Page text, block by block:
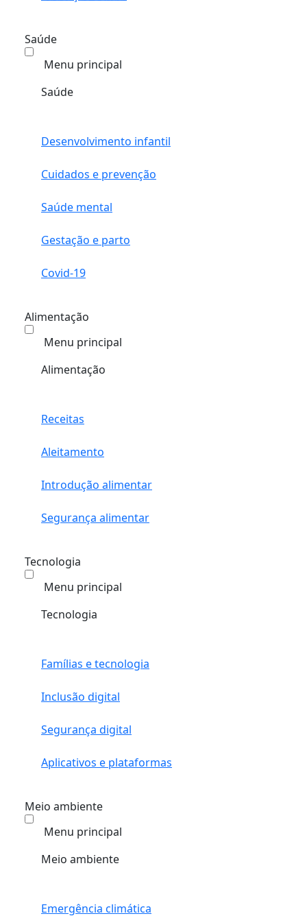
Saúde
Menu principal
Saúde
Desenvolvimento infantil
Cuidados e prevenção
Saúde mental
Gestação e parto
Covid-19
Alimentação
Menu principal
Alimentação
Receitas
Aleitamento
Introdução alimentar
Segurança alimentar
Tecnologia
Menu principal
Tecnologia
Famílias e tecnologia
Inclusão digital
Segurança digital
Aplicativos e plataformas
Meio ambiente
Menu principal
Meio ambiente
Emergência climática